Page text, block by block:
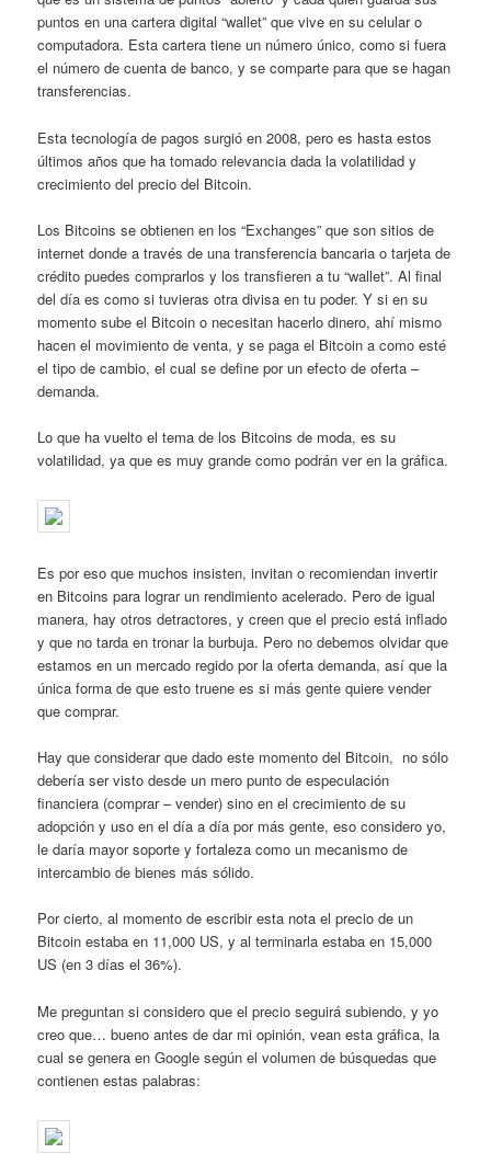
puntos en una cartera digital “wallet” que vive en su celular o
computadora. Esta cartera tiene un número único, como si fuera
el número de cuenta de banco, y se comparte para que se hagan
transferencias.
Esta tecnología de pagos surgió en 2008, pero es hasta estos
últimos años que ha tomado relevancia dada la volatilidad y
crecimiento del precio del Bitcoin.
Los Bitcoins se obtienen en los “Exchanges” que son sitios de
internet donde a través de una transferencia bancaria o tarjeta de
crédito puedes comprarlos y los transfieren a tu “wallet”. Al final
del día es como si tuvieras otra divisa en tu poder. Y si en su
momento sube el Bitcoin o necesitan hacerlo dinero, ahí mismo
hacen el movimiento de venta, y se paga el Bitcoin a como esté
el tipo de cambio, el cual se define por un efecto de oferta –
demanda.
Lo que ha vuelto el tema de los Bitcoins de moda, es su
volatilidad, ya que es muy grande como podrán ver en la gráfica.
Es por eso que muchos insisten, invitan o recomiendan invertir
en Bitcoins para lograr un rendimiento acelerado. Pero de igual
manera, hay otros detractores, y creen que el precio está inflado
y que no tarda en tronar la burbuja. Pero no debemos olvidar que
estamos en un mercado regido por la oferta demanda, así que la
única forma de que esto truene es si más gente quiere vender
que comprar.
Hay que considerar que dado este momento del Bitcoin, no sólo
debería ser visto desde un mero punto de especulación
financiera (comprar – vender) sino en el crecimiento de su
adopción y uso en el día a día por más gente, eso considero yo,
le daría mayor soporte y fortaleza como un mecanismo de
intercambio de bienes más sólido.
Por cierto, al momento de escribir esta nota el precio de un
Bitcoin estaba en 11,000 US, y al terminarla estaba en 15,000
US (en 3 días el 36%).
Me preguntan si considero que el precio seguirá subiendo, y yo
creo que… bueno antes de dar mi opinión, vean esta gráfica, la
cual se genera en Google según el volumen de búsquedas que
contienen estas palabras: